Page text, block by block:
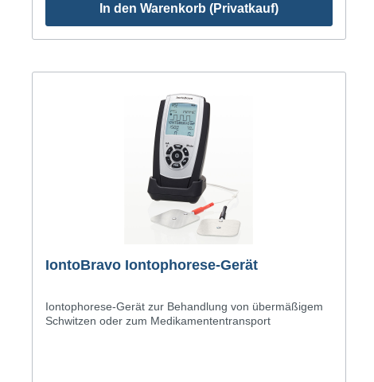
In den Warenkorb (Privatkauf)
IontoBravo Iontophorese-Gerät
Iontophorese-Gerät zur Behandlung von übermäßigem
Schwitzen oder zum Medikamententransport